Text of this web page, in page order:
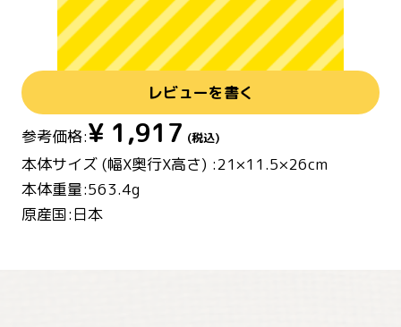
レビューを書く
参考価格:¥ 1,917 (税込)
本体サイズ (幅X奥行X高さ) :21×11.5×26cm
本体重量:563.4g
原産国:日本